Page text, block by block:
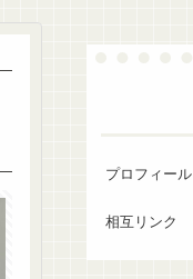
プロフィール
相互リンク